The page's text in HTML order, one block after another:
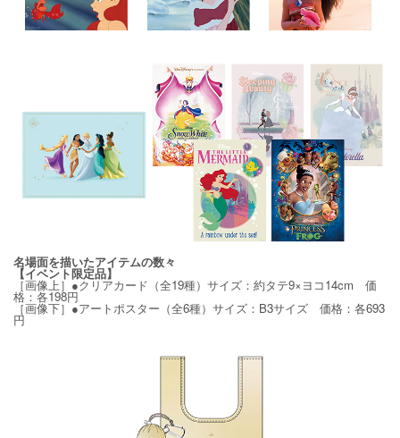
名場面を描いたアイテムの数々
【イベント限定品】
［画像上］●クリアカード（全19種）サイズ：約タテ9×ヨコ14cm 価
格：各198円
［画像下］●アートポスター（全6種）サイズ：B3サイズ 価格：各693
円